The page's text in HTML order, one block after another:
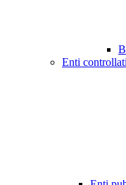
Enti controllati